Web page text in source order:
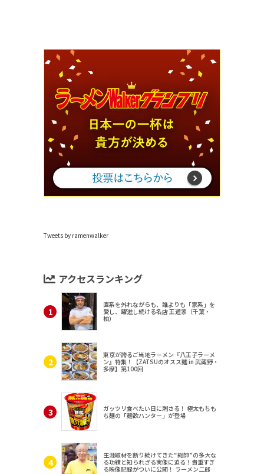
Tweets by ramenwalker
アクセスランキング
直系を外れながらも、誰よりも「家系」を
愛し、躍進し続ける名店 王道家（千葉・
柏）
東京が誇るご当地ラーメン『八王子ラーメ
ン』特集！【ZATSUのオスス麺 in 武蔵野・
多摩】第100回
ガッツリ食べたい日に刺さる！ 極太もちも
ち麺の「麺欲ハンター」が登場
生涯取材を断り続けてきた“総帥”の多大な
る功績と知られざる実像に迫る！貴重すぎ
る映像記録がついに公開！ ラーメン二郎